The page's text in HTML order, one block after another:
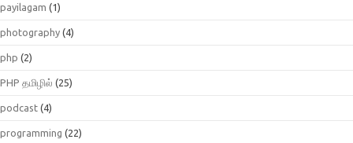
payilagam (1)
photography (4)
php (2)
PHP தமிழில் (25)
podcast (4)
programming (22)